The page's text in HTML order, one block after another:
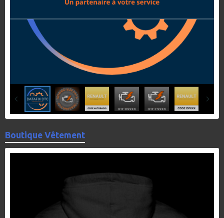
Boutique Vêtement